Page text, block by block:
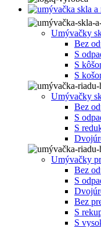
Umývačky
Bez
S
S
S
Umývačky
Bez
S
S
Umývačky
Bez
S
Bez
S
S